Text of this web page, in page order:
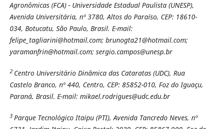
Agronômicas (FCA) - Universidade Estadual Paulista (UNESP),
Avenida Universitária, nº 3780, Altos do Paraíso, CEP: 18610-
034, Botucatu, São Paulo, Brasil. E-mail:
felipe_tagliarini@hotmail.com; brunogta21@hotmail.com;
yaramanfrin@hotmail.com; sergio.campos@unesp.br
2 Centro Universitário Dinâmica das Cataratas (UDC), Rua
Castelo Branco, nº 440, Centro, CEP: 85852-010, Foz do Iguaçu,
Paraná, Brasil. E-mail: mikael.rodrigues@udc.edu.br
3 Parque Tecnológico Itaipu (PTI), Avenida Tancredo Neves, nº